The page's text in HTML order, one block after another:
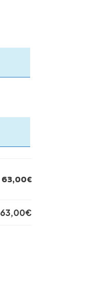
63,00€
63,00€